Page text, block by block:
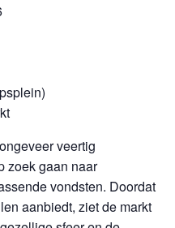
veertig
zoek gaan naar
vondsten. Doordat
aanbiedt, ziet de markt